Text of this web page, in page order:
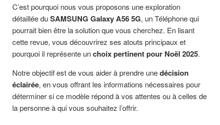
C’est pourquoi nous vous proposons une exploration
détaillée duSAMSUNG Galaxy A56 5G, un Téléphone qui
pourrait bien être la solution que vous cherchez. En lisant
cette revue, vous découvrirez ses atouts principaux et
pourquoi il représente unchoix pertinent pour Noël 2025.
Notre objectif est de vous aider à prendre unedécision
éclairée, en vous offrant les informations nécessaires pour
déterminer si ce modèle répond à vos attentes ou à celles de
la personne à qui vous souhaitez l’offrir.